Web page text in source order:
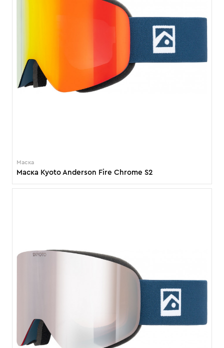
Маска
Маска Kyoto Anderson Fire Chrome S2